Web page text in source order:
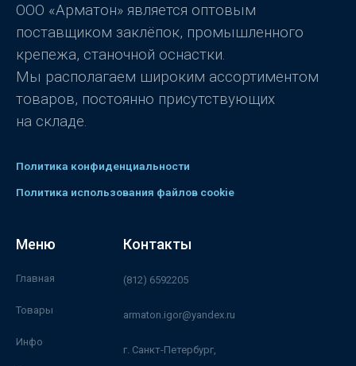
5
ООО «Арматон» является оптовым
поставщиком заклёпок, промышленного
крепежа, станочной оснастки.
Мы располагаем широким ассортиментом
товаров, постоянно присутствующих
на складе.
Политика конфиденциальности
Политика использования файлов cookie
Меню
Главная
Товары
Инфо
Контакты
(812) 6592205
armaton.igor@yandex.ru
г. Санкт-Петербург,